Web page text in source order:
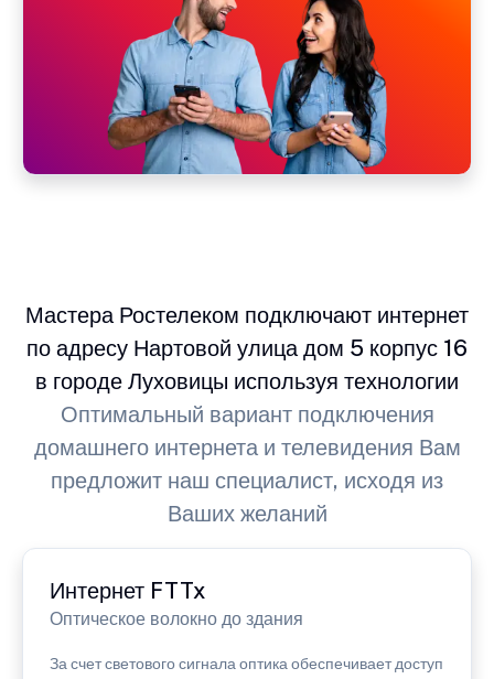
Мастера Ростелеком подключают интернет
по адресу Нартовой улица дом 5 корпус 16
в городе Луховицы используя технологии
Оптимальный вариант подключения
домашнего интернета и телевидения Вам
предложит наш специалист, исходя из
Ваших желаний
Интернет FTTx
Оптическое волокно до здания
За счет светового сигнала оптика обеспечивает доступ